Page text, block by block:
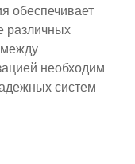
обеспечивает
различных
необходим
систем